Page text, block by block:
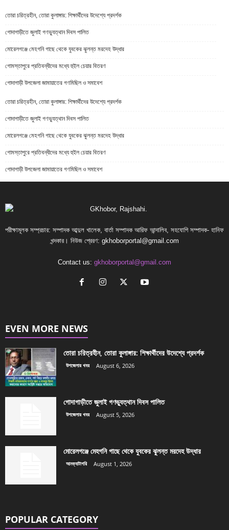
তোরা চরিত্রহীন, তোরা কুলাঙ্গার: শিক্ষার্থীদের উদেশ্যে প্রদর্শক
গোদাগাড়ীতে জুলাই গণভ্যুত্থান দিবস পালিত
মোরেলগঞ্জে মেহগনি গাছে থেকে যুবকের ঝুলন্ত মরদেহ উদ্ধার
গোমস্তাপুরে প্রতিবন্ধীদের মধ্যে হুইল চেয়ার বিতরণ
গোদাগাড়ী উপজেলা জামায়াতের গণমিছিল ও সমাবেশ
তোরা চরিত্রহীন, তোরা কুলাঙ্গার: শিক্ষার্থীদের উদেশ্যে প্রদর্শক
গোদাগাড়ীতে জুলাই গণভ্যুত্থান দিবস পালিত
মোরেলগঞ্জে মেহগনি গাছে থেকে যুবকের ঝুলন্ত মরদেহ উদ্ধার
গোমস্তাপুরে প্রতিবন্ধীদের মধ্যে হুইল চেয়ার বিতরণ
গোদাগাড়ী উপজেলা জামায়াতের গণমিছিল ও সমাবেশ
পরীক্ষামূলক সম্প্রচার: সম্পাদক আব্দুল খালেক, বার্তা সম্পাদক আরিফ আন্দালিব, সহযোগি সম্পাদক- হানিফ
খন্দকার। নিউজ প্রেরণ: gkhoborportal@gmail.com
Contact us: gkhoborportal@gmail.com
EVEN MORE NEWS
তোরা চরিত্রহীন, তোরা কুলাঙ্গার: শিক্ষার্থীদের উদেশ্যে প্রদর্শক
উপজেলার খবর August 6, 2026
গোদাগাড়ীতে জুলাই গণভ্যুত্থান দিবস পালিত
উপজেলার খবর August 5, 2026
মোরেলগঞ্জে মেহগনি গাছে থেকে যুবকের ঝুলন্ত মরদেহ উদ্ধার
আনক্যাটাগরি August 1, 2026
POPULAR CATEGORY